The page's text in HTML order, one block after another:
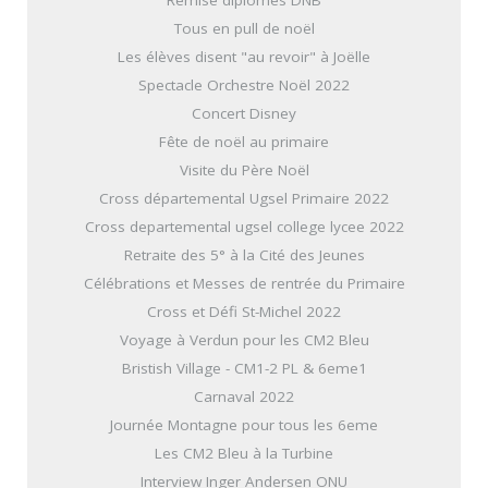
Tous en pull de noël
Les élèves disent "au revoir" à Joëlle
Spectacle Orchestre Noël 2022
Concert Disney
Fête de noël au primaire
Visite du Père Noël
Cross départemental Ugsel Primaire 2022
Cross departemental ugsel college lycee 2022
Retraite des 5° à la Cité des Jeunes
Célébrations et Messes de rentrée du Primaire
Cross et Défi St-Michel 2022
Voyage à Verdun pour les CM2 Bleu
Bristish Village - CM1-2 PL & 6eme1
Carnaval 2022
Journée Montagne pour tous les 6eme
Les CM2 Bleu à la Turbine
Interview Inger Andersen ONU